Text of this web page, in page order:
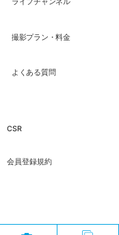
撮影プラン・料金
よくある質問
CSR
会員登録規約